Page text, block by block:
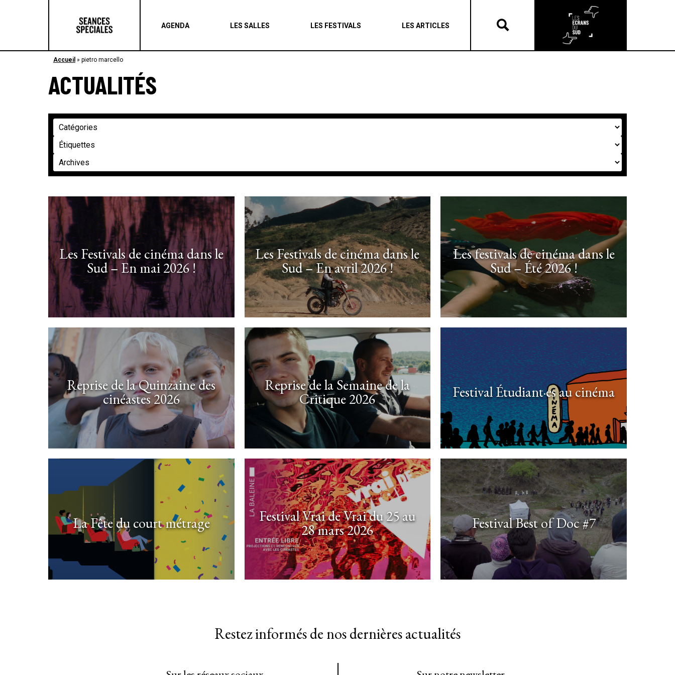
AGENDA LES SALLES LES FESTIVALS LES ARTICLES
Accueil » pietro marcello
ACTUALITÉS
Les Festivals de cinéma dans le
Sud – En mai 2026 !
Les Festivals de cinéma dans le
Sud – En avril 2026 !
Les festivals de cinéma dans le
Sud – Été 2026 !
Reprise de la Quinzaine des
cinéastes 2026
Reprise de la Semaine de la
Critique 2026 Festival Étudiant·es au cinéma
La Fête du court métrage Festival Vrai de Vrai du 25 au
28 mars 2026 Festival Best of Doc #7
Restez informés de nos dernières actualités